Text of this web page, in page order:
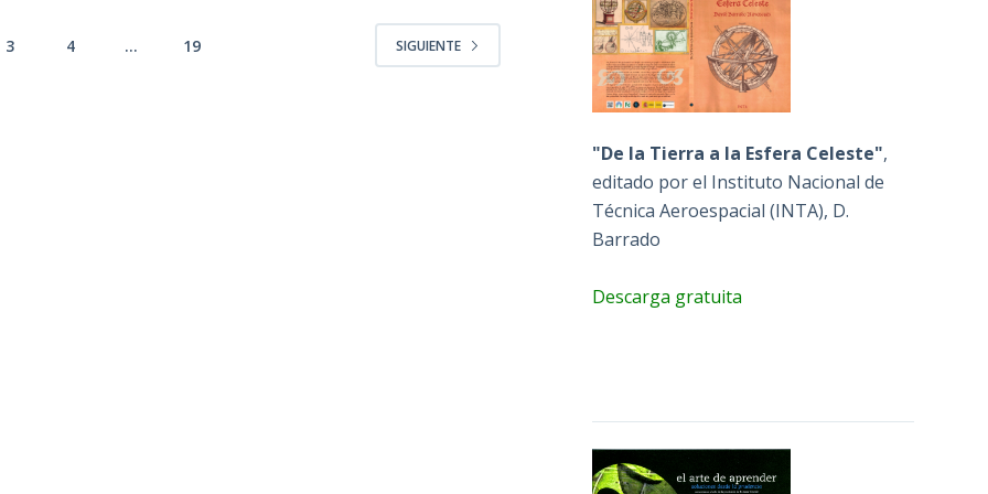
3 4 … 19 SIGUIENTE
"De la Tierra a la Esfera Celeste",
editado por el Instituto Nacional de
Técnica Aeroespacial (INTA), D.
Barrado
Descarga gratuita